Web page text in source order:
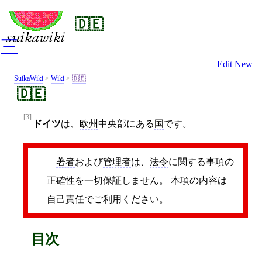
🇩🇪
Edit New
SuikaWiki > Wiki > 🇩🇪
🇩🇪
[3]
ドイツは、 欧州中央部にある 国です。
著者および管理者は、 法令に関する事項の
正確性を一切保証しません。 本項の内容は
自己責任でご利用ください。
目次
三